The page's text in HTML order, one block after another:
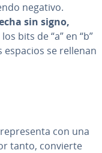
negativo.
sin signo,
bits de “a” en “b”
espacios se rellenan
con una
tanto, convierte